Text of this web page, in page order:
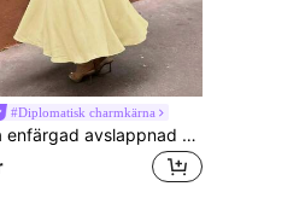
#Diplomatisk charmkärna
Floreya enfärgad avslappnad elegant klänning i vävd textil med dragkedja, lämplig för kvällsdejter, semester, bröllop, vår/sommar, gul, bröllopsgäst